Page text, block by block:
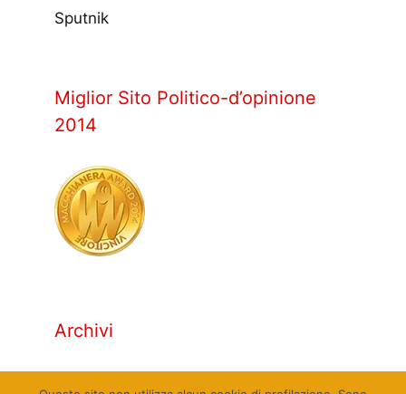
Sputnik
Miglior Sito Politico-d’opinione
2014
Archivi